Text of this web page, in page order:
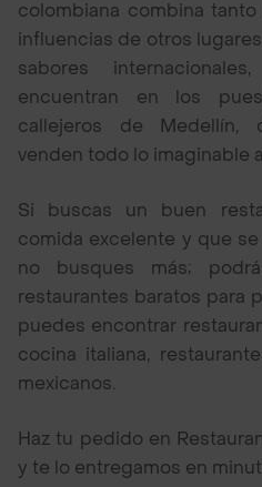
colombiana combina
influencias de otros
sabores
encuentran en los
callejeros de Medellín,
venden todo lo imaginable
Si buscas un buen
comida excelente y que
no busques más;
restaurantes baratos para
puedes encontrar
cocina italiana,
mexicanos.
Haz tu pedido en
y te lo entregamos en